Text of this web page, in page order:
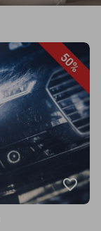
50%
favorite_border